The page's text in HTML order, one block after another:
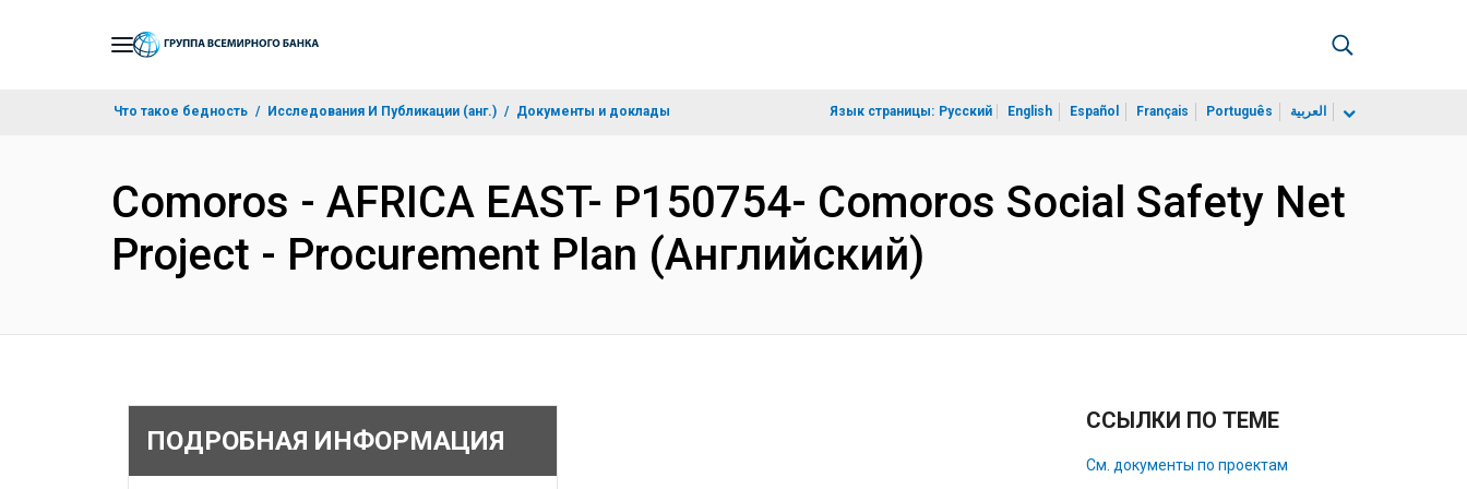
Что такое бедность Исследования И Публикации (анг.) Документы и доклады Язык страницы: Русский English Español Français Português العربية
Comoros - AFRICA EAST- P150754- Comoros Social Safety Net
Project - Procurement Plan (Английский)
ПОДРОБНАЯ ИНФОРМАЦИЯ
ССЫЛКИ ПО ТЕМЕ
См. документы по проектам